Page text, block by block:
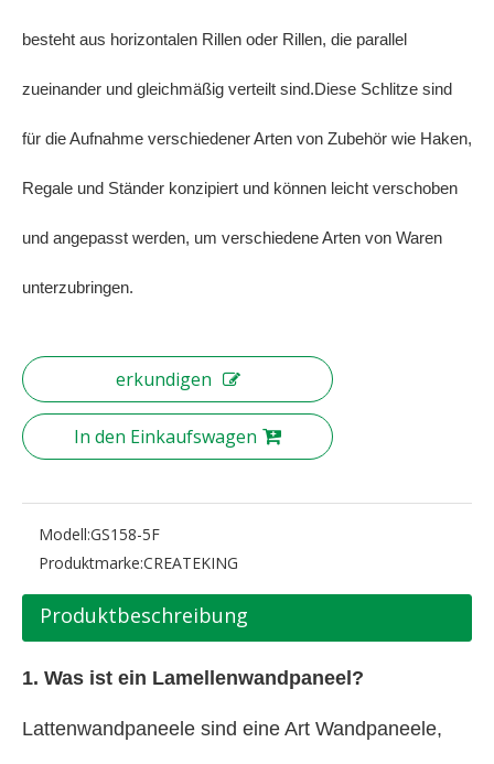
besteht aus horizontalen Rillen oder Rillen, die parallel
zueinander und gleichmäßig verteilt sind.Diese Schlitze sind
für die Aufnahme verschiedener Arten von Zubehör wie Haken,
Regale und Ständer konzipiert und können leicht verschoben
und angepasst werden, um verschiedene Arten von Waren
unterzubringen.
erkundigen
In den Einkaufswagen
Modell:GS158-5F
Produktmarke:CREATEKING
Produktbeschreibung
1. Was ist ein Lamellenwandpaneel?
Lattenwandpaneele sind eine Art Wandpaneele,